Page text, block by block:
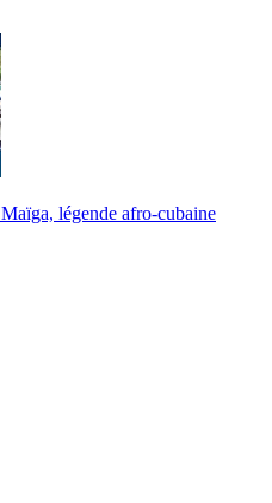
légende afro-cubaine